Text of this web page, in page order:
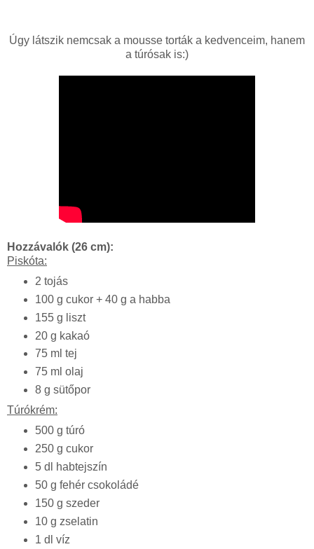
Úgy látszik nemcsak a mousse torták a kedvenceim, hanem
a túrósak is:)
Hozzávalók (26 cm):
Piskóta:
2 tojás
100 g cukor + 40 g a habba
155 g liszt
20 g kakaó
75 ml tej
75 ml olaj
8 g sütőpor
Túrókrém:
500 g túró
250 g cukor
5 dl habtejszín
50 g fehér csokoládé
150 g szeder
10 g zselatin
1 dl víz